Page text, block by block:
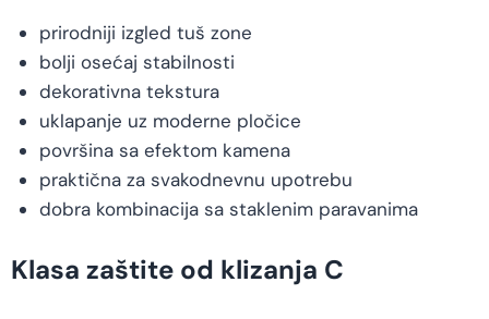
prirodniji izgled tuš zone
bolji osećaj stabilnosti
dekorativna tekstura
uklapanje uz moderne pločice
površina sa efektom kamena
praktična za svakodnevnu upotrebu
dobra kombinacija sa staklenim paravanima
Klasa zaštite od klizanja C